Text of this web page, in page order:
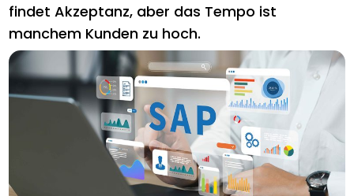
findet Akzeptanz, aber das Tempo ist
manchem Kunden zu hoch.